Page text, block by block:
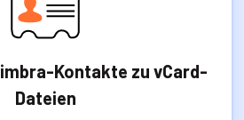
Kontakte zu vCard-
Dateien